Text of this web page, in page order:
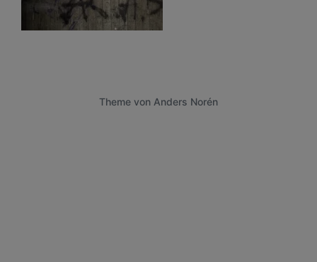
Theme von Anders Norén